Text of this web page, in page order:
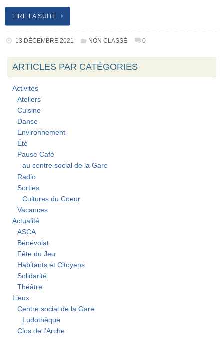
LIRE LA SUITE
13 DÉCEMBRE 2021 NON CLASSÉ 0
ARTICLES PAR CATÉGORIES
Activités
Ateliers
Cuisine
Danse
Environnement
Été
Pause Café
au centre social de la Gare
Radio
Sorties
Cultures du Coeur
Vacances
Actualité
ASCA
Bénévolat
Fête du Jeu
Habitants et Citoyens
Solidarité
Théâtre
Lieux
Centre social de la Gare
Ludothèque
Clos de l'Arche